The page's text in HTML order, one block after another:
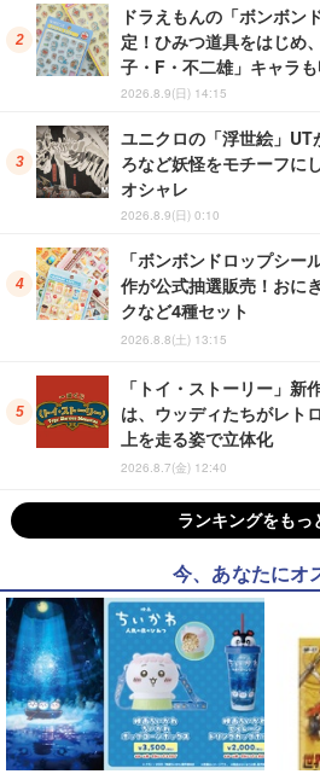
ドラえもんの「ボンボン
定！ひみつ道具をはじめ
子・F・不二雄」キャラ
2026.8.9(日) 14:15
ユニクロの「浮世絵」UT
ろなど妖怪をモチーフに
オシャレ
2026.8.9(日) 0:10
「ボンボンドロップシー
作が公式抽選販売！おに
クなど4種セット
2026.8.8(土) 13:15
「トイ・ストーリー」
は、ウッディたちがレト
上を走る姿で立体化
2026.8.7(金) 12:40
ランキングをもっ
今、あなたにオ